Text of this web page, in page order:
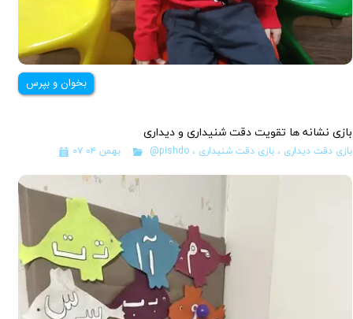
بخوان و بپرس
بازی نشانه ها تقویت دقت شنیداری و دیداری
۰۷ بهمن ۰۴ @pishdo، بازی دقت دیداری ،بازی دقت شنیداری